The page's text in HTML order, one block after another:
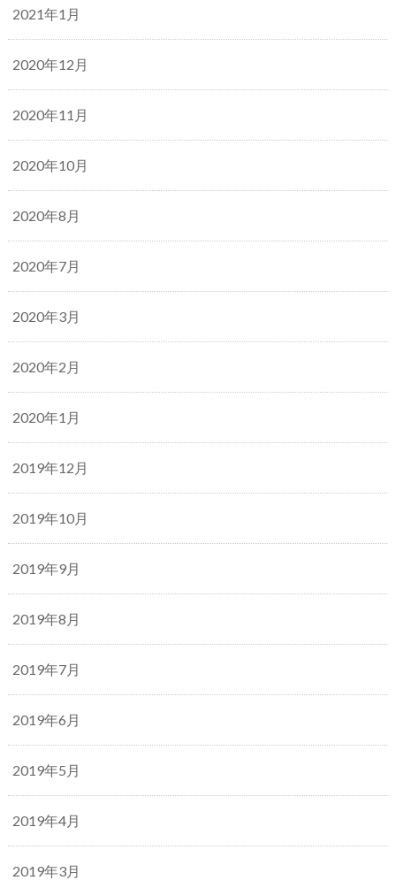
2021年1月
2020年12月
2020年11月
2020年10月
2020年8月
2020年7月
2020年3月
2020年2月
2020年1月
2019年12月
2019年10月
2019年9月
2019年8月
2019年7月
2019年6月
2019年5月
2019年4月
2019年3月